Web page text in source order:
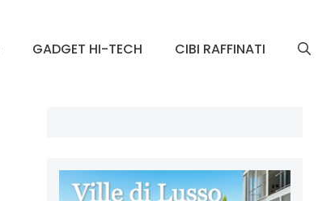
GADGET HI-TECH CIBI RAFFINATI